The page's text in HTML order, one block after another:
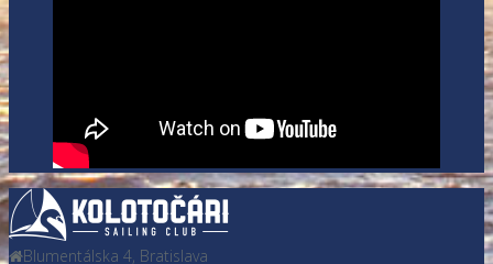
Blumentálska 4, Bratislava